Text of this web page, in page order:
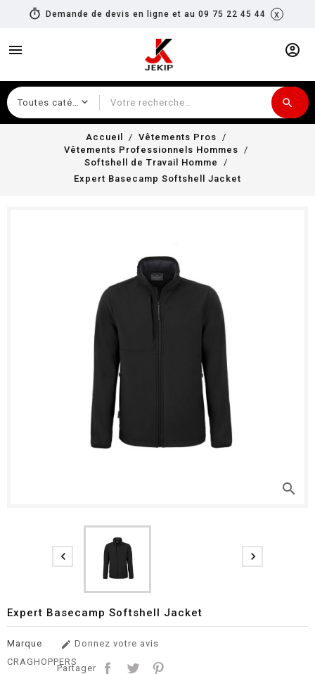
timer Demande de devis en ligne et au 09 75 22 45 44 x
menu account_circle
search
Accueil
Vêtements Pros
Vêtements Professionnels Hommes
Softshell de Travail Homme
Expert Basecamp Softshell Jacket
search
 
Expert Basecamp Softshell Jacket
Marque
CRAGHOPPERS
 Donnez votre avis
Partager